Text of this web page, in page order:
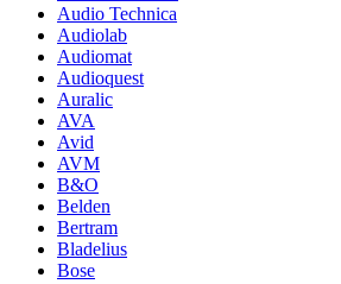
Audio Technica
Audiolab
Audiomat
Audioquest
Auralic
AVA
Avid
AVM
B&O
Belden
Bertram
Bladelius
Bose